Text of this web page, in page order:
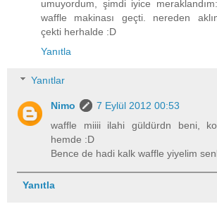
umuyordum, şimdi iyice
waffle makinası geçti. nereden
çekti herhalde :D
Yanıtla
Yanıtlar
Nimo
7 Eylül 2012 00:53
waffle miiii ilahi güldürdn beni,
hemde :D
Bence de hadi kalk waffle yiyelim
Yanıtla